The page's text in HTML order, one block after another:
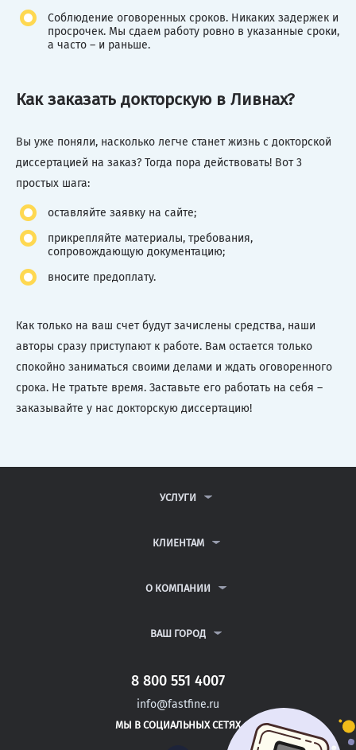
Соблюдение оговоренных сроков. Никаких задержек и
просрочек. Мы сдаем работу ровно в указанные сроки,
а часто – и раньше.
Как заказать докторскую в Ливнах?
Вы уже поняли, насколько легче станет жизнь с докторской
диссертацией на заказ? Тогда пора действовать! Вот 3
простых шага:
оставляйте заявку на сайте;
прикрепляйте материалы, требования,
сопровождающую документацию;
вносите предоплату.
Как только на ваш счет будут зачислены средства, наши
авторы сразу приступают к работе. Вам остается только
спокойно заниматься своими делами и ждать оговоренного
срока. Не тратьте время. Заставьте его работать на себя –
заказывайте у нас докторскую диссертацию!
УСЛУГИ
ДИПЛОМНЫЕ РАБОТЫ
РЕФЕРАТЫ
КЛИЕНТАМ
ВОПРОСЫ И ОТВЕТЫ
ПОЛИТИКА КОНФИДЕНЦИАЛЬНОСТИ
О КОМПАНИИ
КОНТАКТЫ
ВАШ ГОРОД
САНКТ-ПЕТЕРБУРГ
МЦЕНСК
ВЕЛЬСК
8 800 551 4007
info@fastfine.ru
МЫ В СОЦИАЛЬНЫХ СЕТЯХ